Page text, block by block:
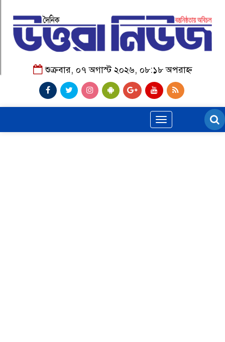
শুক্রবার, ০৭ অগাস্ট ২০২৬, ০৮:১৮ অপরাহ্ন
Toggle
navigation